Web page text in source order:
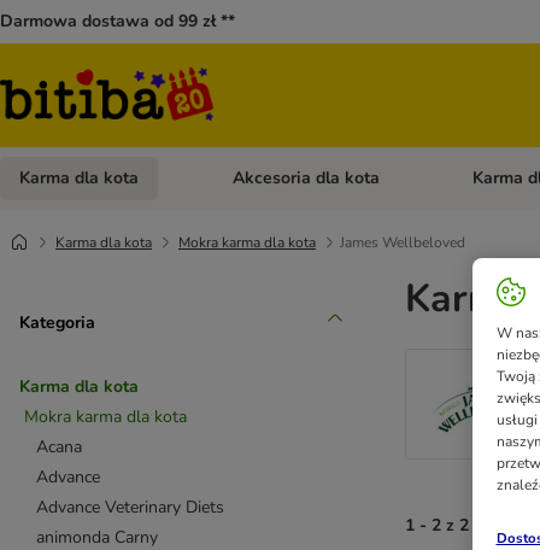
Darmowa dostawa od 99 zł **
Karma dla kota Otwórz menu kategorii: Karma dla kota
Akcesoria dla kota Otwórz
Karma
Karma dla kota Mokra karma dla kota James Wellbeloved
Kategoria
Karma dla kota
Mokra karma dla kota
Acana
Advance
Advance Veterinary Diets
animonda Carny
Karma
1 - 2 z 2
W
Twoją